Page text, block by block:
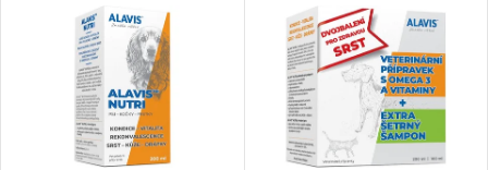
Nejprodávanější